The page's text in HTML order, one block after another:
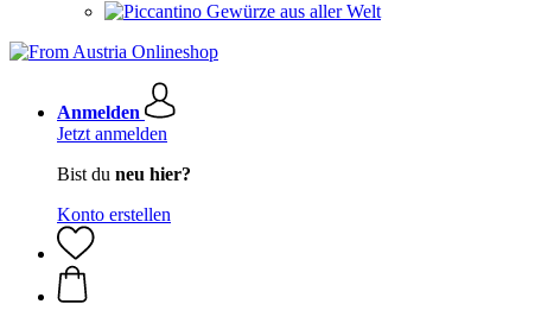
Gewürze aus aller Welt
Anmelden
Jetzt anmelden
Bist du neu hier?
Konto erstellen